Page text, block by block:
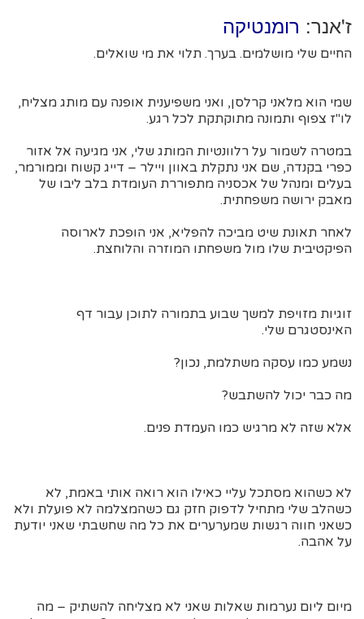
ז'אנר: רומנטיקה
החיים שלי מושלמים. בערך. תלוי את מי שואלים.
שמי הוא מלאני קרלסן, ואני משפיענית אופנה עם מותג מצליח,
לו"ז צפוף ותמונה מתוקתקת לכל רגע.
במטרה לשמור על רלוונטיות המותג שלי, אני מגיעה אל אזור
כפרי בקנדה, שם אני נתקלת באוון ויילר – דייג קשוח וממורמר,
בעלים ומנהל של אכסניה מתפוררת העומדת בלב ליבו של
מאבק ירושה משפחתית.
לאחר תאונת שיט מביכה להפליא, אני הופכת לארוסה
הפיקטיבית שלו מול משפחתו המוזרה והלוחצת.
זוגיות מזויפת למשך שבוע בתמורה לתוכן עבור דף
האינסטגרם שלי.
נשמע כמו עסקה משתלמת, נכון?
מה כבר יכול להשתבש?
אלא שזה לא מרגיש כמו העמדת פנים.
לא כשהוא מסתכל עליי כאילו הוא רואה אותי באמת, לא
כשהלב שלי מתחיל לדפוק חזק גם כשהמצלמה לא פועלת ולא
כשאני חווה רגשות שמערערים את כל מה שחשבתי שאני יודעת
על אהבה.
מיום ליום נערמות שאלות שאני לא מצליחה להשתיק – מה